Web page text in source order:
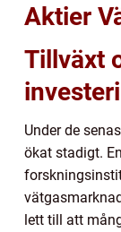
Aktier
Tillväxt
Under de
ökat stadigt.
lett till att